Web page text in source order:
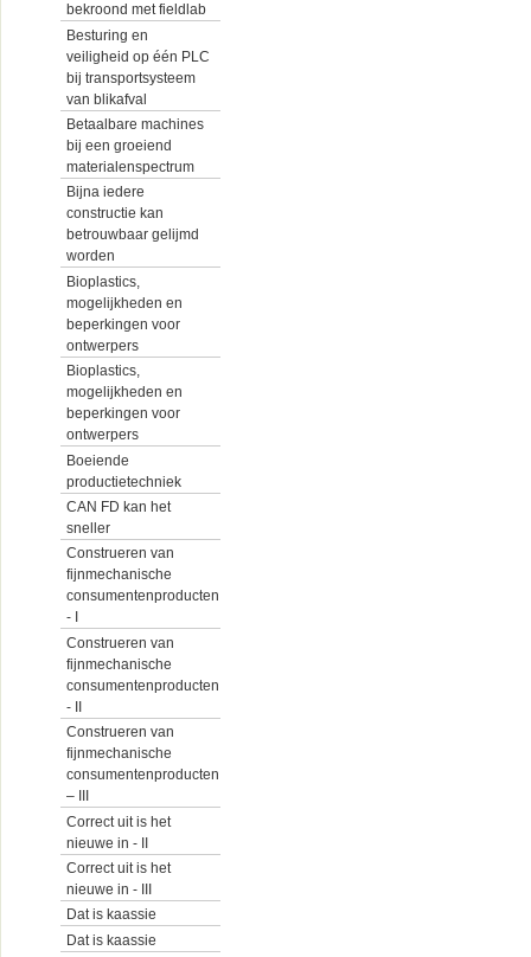
bekroond met fieldlab
Besturing en
veiligheid op één PLC
bij transportsysteem
van blikafval
Betaalbare machines
bij een groeiend
materialenspectrum
Bijna iedere
constructie kan
betrouwbaar gelijmd
worden
Bioplastics,
mogelijkheden en
beperkingen voor
ontwerpers
Bioplastics,
mogelijkheden en
beperkingen voor
ontwerpers
Boeiende
productietechniek
CAN FD kan het
sneller
Construeren van
fijnmechanische
consumentenproducten
- I
Construeren van
fijnmechanische
consumentenproducten
- II
Construeren van
fijnmechanische
consumentenproducten
– III
Correct uit is het
nieuwe in - II
Correct uit is het
nieuwe in - III
Dat is kaassie
Dat is kaassie